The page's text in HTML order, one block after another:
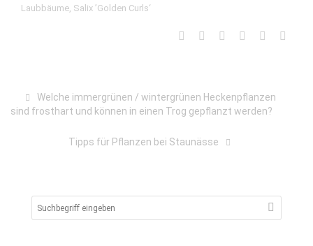
Laubbäume, Salix ’Golden Curls‘
Welche immergrünen / wintergrünen Heckenpflanzen
sind frosthart und können in einen Trog gepflanzt werden?
Tipps für Pflanzen bei Staunässe